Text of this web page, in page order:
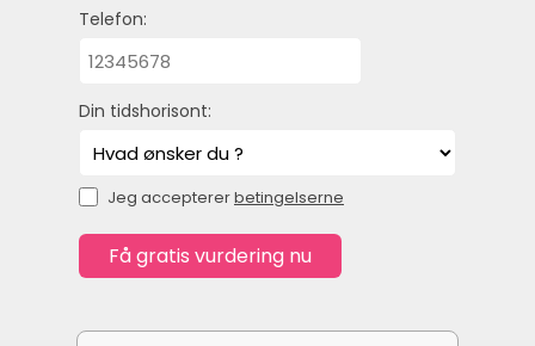
Telefon:
Din tidshorisont:
Jeg acceptererbetingelserne